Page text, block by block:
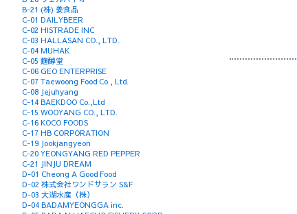
B-21 (株) 姜食品
C-01 DAILYBEER
C-02 HISTRADE INC
C-03 HALLASAN CO., LTD.
C-04 MUHAK
C-05 麹醇堂
C-06 GEO ENTERPRISE
C-07 Taewoong Food Co., Ltd.
C-08 Jejuhyang
C-14 BAEKDOO Co.,Ltd
C-15 WOOYANG CO., LTD.
C-16 KOCO FOODS
C-17 HB CORPORATION
C-19 Jookjangyeon
C-20 YEONGYANG RED PEPPER
C-21 JINJU DREAM
D-01 Cheong A Good Food
D-02 株式会社ワンドサラン S&F
D-03 大湖水産（株）
D-04 BADAMYEONGGA inc.